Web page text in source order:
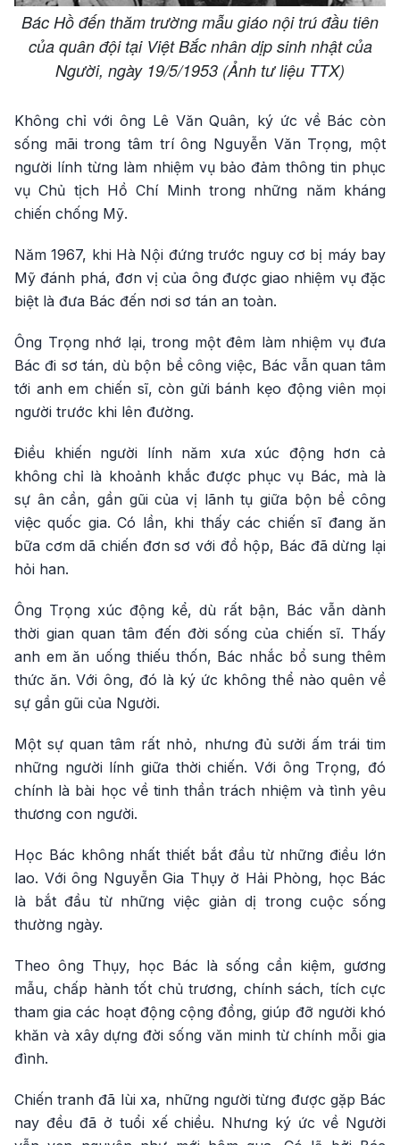
Bác Hồ đến thăm trường mẫu giáo nội trú đầu tiên
của quân đội tại Việt Bắc nhân dịp sinh nhật của
Người, ngày 19/5/1953 (Ảnh tư liệu TTX)
Không chỉ với ông Lê Văn Quân, ký ức về Bác còn
sống mãi trong tâm trí ông Nguyễn Văn Trọng, một
người lính từng làm nhiệm vụ bảo đảm thông tin phục
vụ Chủ tịch Hồ Chí Minh trong những năm kháng
chiến chống Mỹ.
Năm 1967, khi Hà Nội đứng trước nguy cơ bị máy bay
Mỹ đánh phá, đơn vị của ông được giao nhiệm vụ đặc
biệt là đưa Bác đến nơi sơ tán an toàn.
Ông Trọng nhớ lại, trong một đêm làm nhiệm vụ đưa
Bác đi sơ tán, dù bộn bề công việc, Bác vẫn quan tâm
tới anh em chiến sĩ, còn gửi bánh kẹo động viên mọi
người trước khi lên đường.
Điều khiến người lính năm xưa xúc động hơn cả
không chỉ là khoảnh khắc được phục vụ Bác, mà là
sự ân cần, gần gũi của vị lãnh tụ giữa bộn bề công
việc quốc gia. Có lần, khi thấy các chiến sĩ đang ăn
bữa cơm dã chiến đơn sơ với đồ hộp, Bác đã dừng lại
hỏi han.
Ông Trọng xúc động kể, dù rất bận, Bác vẫn dành
thời gian quan tâm đến đời sống của chiến sĩ. Thấy
anh em ăn uống thiếu thốn, Bác nhắc bổ sung thêm
thức ăn. Với ông, đó là ký ức không thể nào quên về
sự gần gũi của Người.
Một sự quan tâm rất nhỏ, nhưng đủ sưởi ấm trái tim
những người lính giữa thời chiến. Với ông Trọng, đó
chính là bài học về tinh thần trách nhiệm và tình yêu
thương con người.
Học Bác không nhất thiết bắt đầu từ những điều lớn
lao. Với ông Nguyễn Gia Thụy ở Hải Phòng, học Bác
là bắt đầu từ những việc giản dị trong cuộc sống
thường ngày.
Theo ông Thụy, học Bác là sống cần kiệm, gương
mẫu, chấp hành tốt chủ trương, chính sách, tích cực
tham gia các hoạt động cộng đồng, giúp đỡ người khó
khăn và xây dựng đời sống văn minh từ chính mỗi gia
đình.
Chiến tranh đã lùi xa, những người từng được gặp Bác
nay đều đã ở tuổi xế chiều. Nhưng ký ức về Người